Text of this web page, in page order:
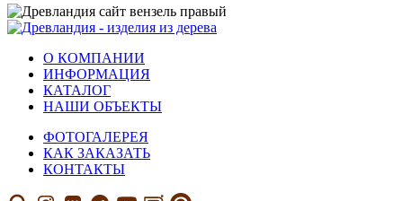
О КОМПАНИИ
ИНФОРМАЦИЯ
КАТАЛОГ
НАШИ ОБЪЕКТЫ
ФОТОГАЛЕРЕЯ
КАК ЗАКАЗАТЬ
КОНТАКТЫ